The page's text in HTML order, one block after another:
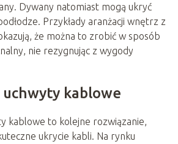
Dywany natomiast mogą ukryć
Przykłady aranżacji wnętrz z
że można to zrobić w sposób
nie rezygnując z wygody
kablowe
kablowe to kolejne rozwiązanie,
ukrycie kabli. Na rynku